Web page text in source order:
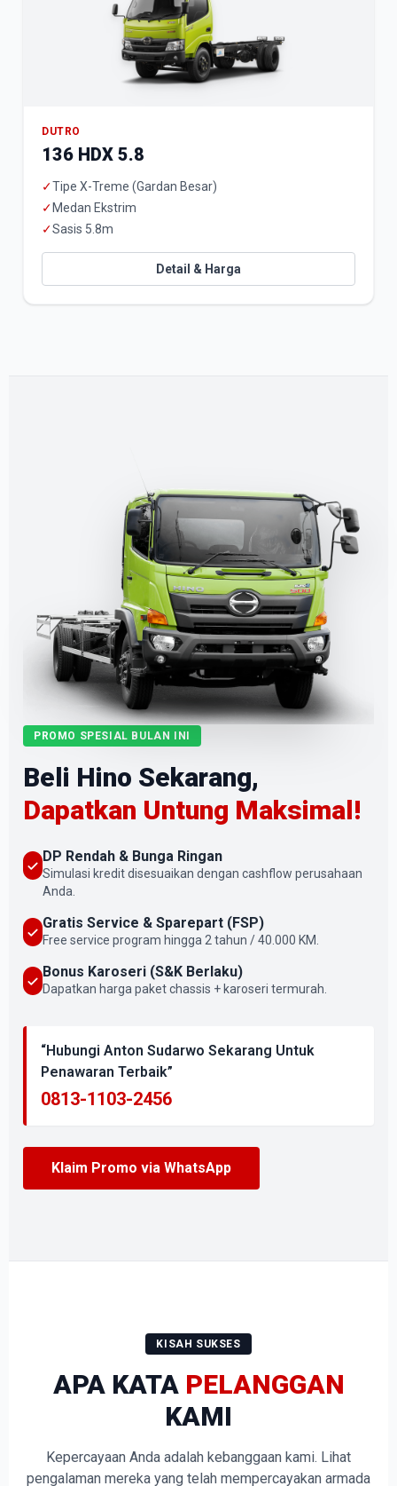
DUTRO
136 HDX 5.8
✓Tipe X-Treme (Gardan Besar)
✓ Medan Ekstrim
✓Sasis 5.8m
Detail & Harga
PROMO SPESIAL BULAN INI
Beli Hino Sekarang,
Dapatkan Untung Maksimal!
DP Rendah & Bunga Ringan
Simulasi kredit disesuaikan dengan cashflow perusahaan
Anda.
Gratis Service & Sparepart (FSP)
Free service program hingga 2 tahun / 40.000 KM.
Bonus Karoseri (S&K Berlaku)
Dapatkan harga paket chassis + karoseri termurah.
“Hubungi Anton Sudarwo Sekarang Untuk
Penawaran Terbaik”
0813-1103-2456
Klaim Promo via WhatsApp
KISAH SUKSES
APA KATA PELANGGAN
KAMI
Kepercayaan Anda adalah kebanggaan kami. Lihat
pengalaman mereka yang telah mempercayakan armada